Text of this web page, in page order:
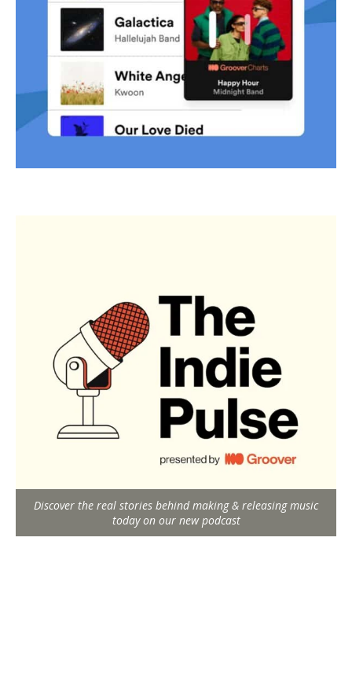
Discover the real stories behind making & releasing music
today on our new podcast